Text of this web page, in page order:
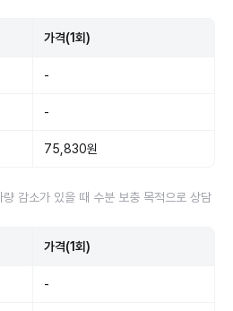
가격(1회)
-
-
75,830원
감소가 있을 때 수분 보충 목적으로 상담
가격(1회)
-